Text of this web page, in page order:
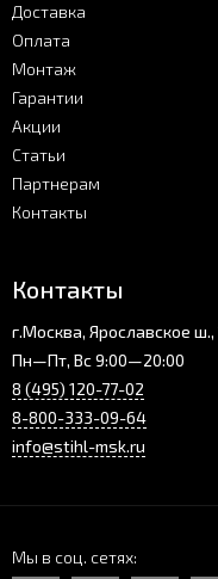
Доставка
Оплата
Монтаж
Гарантии
Акции
Статьи
Партнерам
Контакты
Контакты
г.Москва, Ярославское
Пн—Пт, Вс 9:00—20:00
8 (495) 120-77-02
8-800-333-09-64
info@stihl-msk.ru
Мы в соц. сетях